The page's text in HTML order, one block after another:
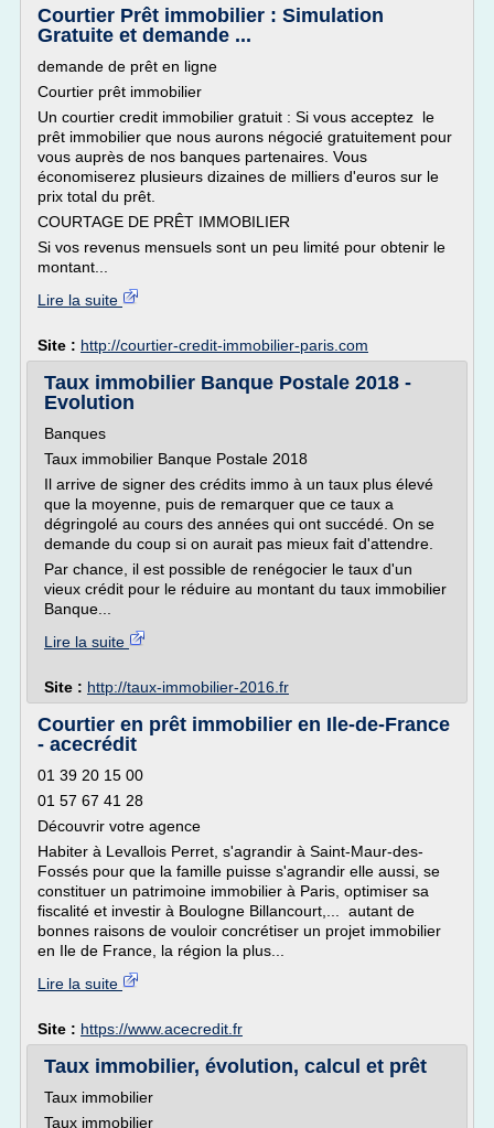
Courtier Prêt immobilier : Simulation
Gratuite et demande ...
demande de prêt en ligne
Courtier prêt immobilier
Un courtier credit immobilier gratuit : Si vous acceptez le
prêt immobilier que nous aurons négocié gratuitement pour
vous auprès de nos banques partenaires. Vous
économiserez plusieurs dizaines de milliers d'euros sur le
prix total du prêt.
COURTAGE DE PRÊT IMMOBILIER
Si vos revenus mensuels sont un peu limité pour obtenir le
montant...
Lire la suite
Site : http://courtier-credit-immobilier-paris.com
Taux immobilier Banque Postale 2018 -
Evolution
Banques
Taux immobilier Banque Postale 2018
Il arrive de signer des crédits immo à un taux plus élevé
que la moyenne, puis de remarquer que ce taux a
dégringolé au cours des années qui ont succédé. On se
demande du coup si on aurait pas mieux fait d'attendre.
Par chance, il est possible de renégocier le taux d'un
vieux crédit pour le réduire au montant du taux immobilier
Banque...
Lire la suite
Site : http://taux-immobilier-2016.fr
Courtier en prêt immobilier en Ile-de-France
- acecrédit
01 39 20 15 00
01 57 67 41 28
Découvrir votre agence
Habiter à Levallois Perret, s'agrandir à Saint-Maur-des-
Fossés pour que la famille puisse s'agrandir elle aussi, se
constituer un patrimoine immobilier à Paris, optimiser sa
fiscalité et investir à Boulogne Billancourt,... autant de
bonnes raisons de vouloir concrétiser un projet immobilier
en Ile de France, la région la plus...
Lire la suite
Site : https://www.acecredit.fr
Taux immobilier, évolution, calcul et prêt
Taux immobilier
Taux immobilier